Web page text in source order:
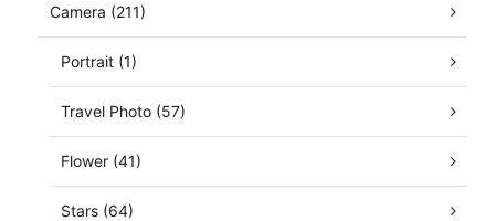
Camera (211)
Portrait (1)
Travel Photo (57)
Flower (41)
Stars (64)